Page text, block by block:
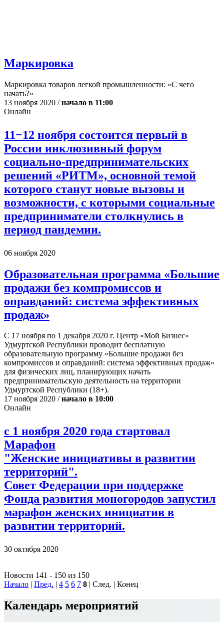
Маркировка
Маркировка товаров легкой промышленности: «С чего
начать?»
13 ноября 2020 /начало в 11:00
Онлайн
11−12 ноября состоится первый в
России инклюзивный форум
социально-предпринимательских
решений «РИТМ», основной темой
которого станут новые вызовы и
возможности, с которыми социальные
предприниматели столкнулись в
период пандемии.
06 ноября 2020
Образовательная программа «Большие
продажи без компромиссов и
оправданий: система эффективных
продаж»
С 17 ноября по 1 декабря 2020 г. Центр «Мой Бизнес»
Удмуртской Республики проводит бесплатную
образовательную программу «Большие продажи без
компромиссов и оправданий: система эффективных продаж»
для физических лиц, планирующих начать
предпринимательскую деятельность на территории
Удмуртской Республики (18+).
17 ноября 2020 /начало в 10:00
Онлайн
с 1 ноября 2020 года стартовал
Марафон
"Женские инициативы в развитии
территорий".
Совет Федерации при поддержке
Фонда развития моногородов запустил
марафон женских инициатив в
развитии территорий.
30 октября 2020
Новости 141 - 150 из 150
Начало | Пред. | 4 5 6 7 8 | След. | Конец
Календарь мероприятий